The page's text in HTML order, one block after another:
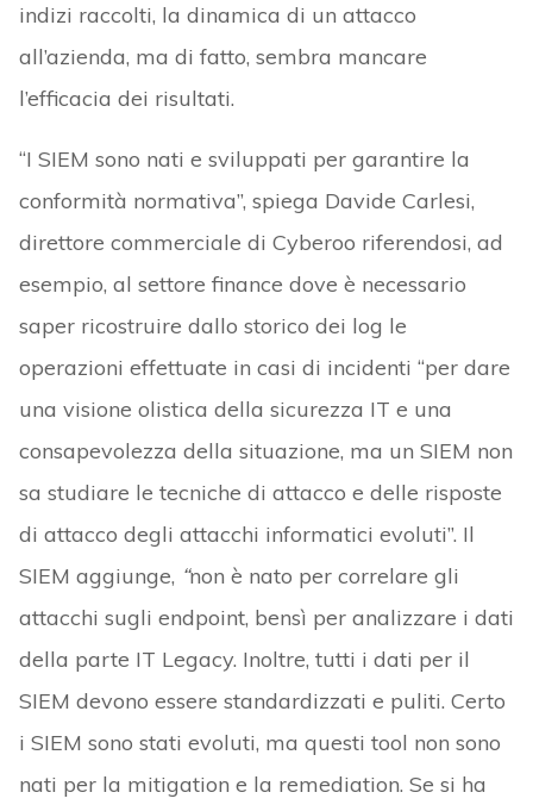
indizi raccolti, la dinamica di un attacco
all’azienda, ma di fatto, sembra mancare
l’efficacia dei risultati.
“I SIEM sono nati e sviluppati per garantire la
conformità normativa”, spiega Davide Carlesi,
direttore commerciale di Cyberoo riferendosi, ad
esempio, al settore finance dove è necessario
saper ricostruire dallo storico dei log le
operazioni effettuate in casi di incidenti “per dare
una visione olistica della sicurezza IT e una
consapevolezza della situazione, ma un SIEM non
sa studiare le tecniche di attacco e delle risposte
di attacco degli attacchi informatici evoluti”. Il
SIEM aggiunge, “non è nato per correlare gli
attacchi sugli endpoint, bensì per analizzare i dati
della parte IT Legacy. Inoltre, tutti i dati per il
SIEM devono essere standardizzati e puliti. Certo
i SIEM sono stati evoluti, ma questi tool non sono
nati per la mitigation e la remediation. Se si ha